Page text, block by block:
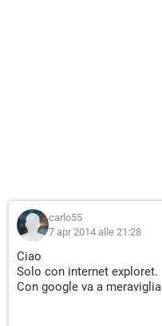
carlo55
7 apr 2014 alle 21:28
Ciao
Solo con internet exploret.
Con google va a meraviglia